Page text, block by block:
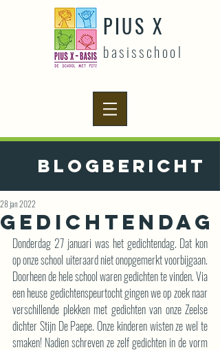
PIUS X
basisschool
Blogbericht
Gedichtendag
28 jan 2022
Donderdag 27 januari was het gedichtendag. Dat kon
op onze school uiteraard niet onopgemerkt voorbijgaan.
Doorheen de hele school waren gedichten te vinden. Via
een heuse gedichtenspeurtocht gingen we op zoek naar
verschillende plekken met gedichten van onze Zeelse
dichter Stijn De Paepe. Onze kinderen wisten ze wel te
smaken! Nadien schreven ze zelf gedichten in de vorm